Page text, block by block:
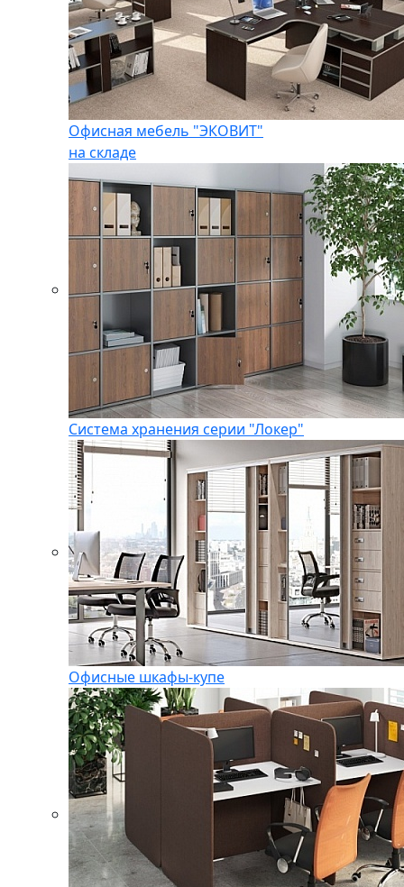
Офисная мебель "ЭКОВИТ"
на складе
Система хранения серии "Локер"
Офисные шкафы-купе